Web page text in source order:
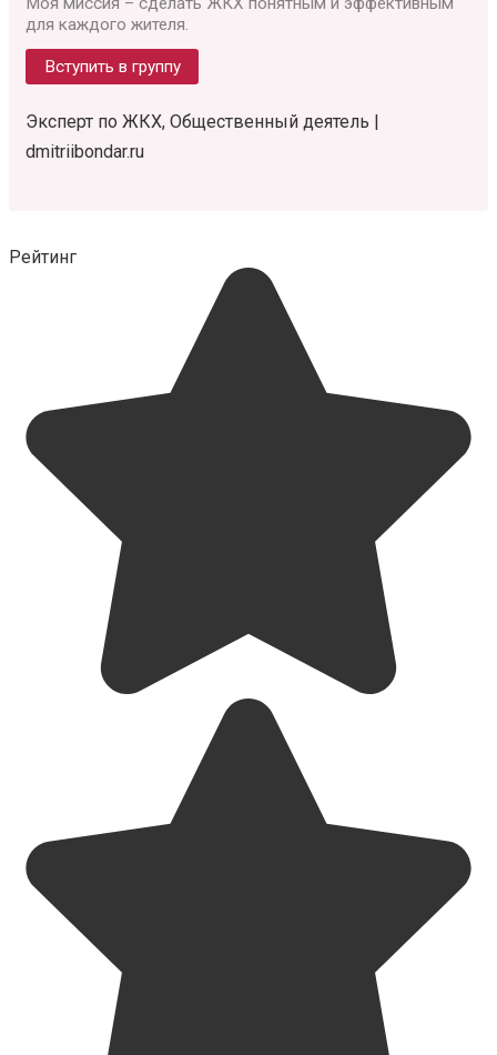
для каждого жителя.
Вступить в группу
Эксперт по ЖКХ, Общественный деятель |
dmitriibondar.ru
Рейтинг